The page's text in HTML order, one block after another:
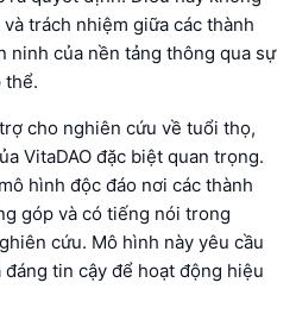
trách nhiệm giữa các thành
ninh của nền tảng thông qua sự
thể.
cho nghiên cứu về tuổi thọ,
VitaDAO đặc biệt quan trọng.
hình độc đáo nơi các thành
góp và có tiếng nói trong
cứu. Mô hình này yêu cầu
tin cậy để hoạt động hiệu